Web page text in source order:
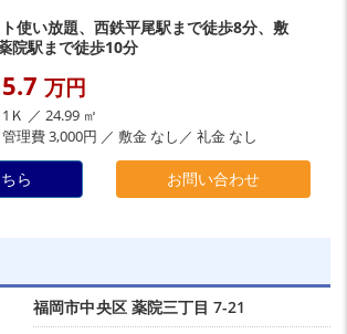
使い放題、西鉄平尾駅まで徒歩8分、敷
院駅まで徒歩10分
5.7 万円
1Ｋ ／ 24.99 ㎡
管理費 3,000円 ／ 敷金 なし／ 礼金 なし
ら お問い合わせ
福岡市中央区 薬院三丁目 7-21